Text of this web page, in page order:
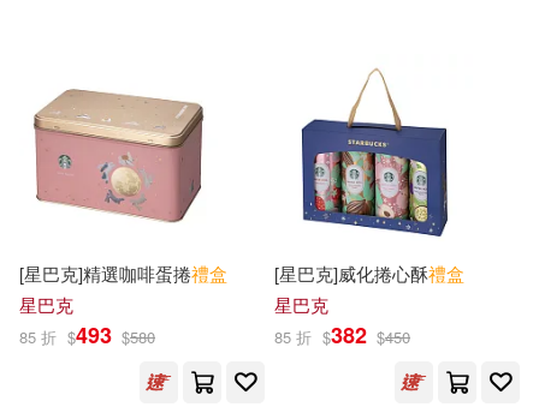
FunHouse師資團隊(2)
RINGRING(2)
Sam McBratney(2)
Sweet Paper(2)
上誼文化公司(7)
中信出版社(7)
湖南文藝出版社(7) 世一(6)
同心出版社(6)
可超商取貨(1558)
可海外宅配(943)
可港澳店取(624)
可新加坡店取(623)
可菲律賓店取(629)
[星巴克]精選咖啡蛋捲禮盒
星巴克
85 折 $493 $580
[星巴克]威化捲心酥禮盒
星巴克
85 折 $382 $450